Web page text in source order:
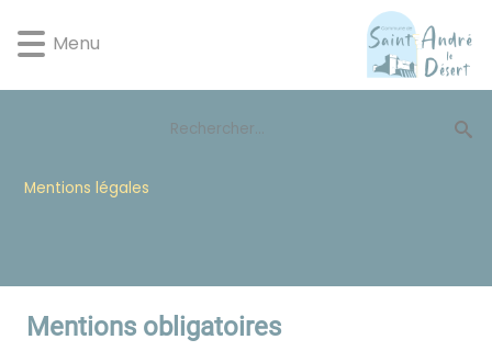
d'accès
rapide
au
d'accès
rapide
au
d'accès
rapide
à
d'accès
rapide
au
Menu
Mentions légales
Mentions obligatoires